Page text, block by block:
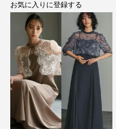
お気に入りに登録する